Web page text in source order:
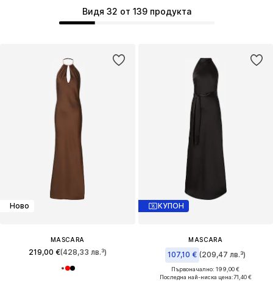
Видя 32 от 139 продукта
Ново
MASCARA
219,00 €(428,33 лв.³)
КУПОН
MASCARA
107,10 € (209,47 лв.³)
Първоначално: 199,00 €
Последна най-ниска цена:71,40 €